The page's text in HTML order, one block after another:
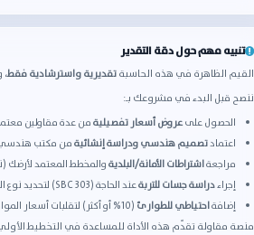
تنبيه مهم حول دقة التقدير
القيم الظاهرة في هذه الحاسبةتقديرية واسترشادية فقط
ننصح قبل البدء في مشروعك بـ:
الحصول علىعروض أسعار تفصيليةمن عدة مقاولين
اعتمادتصميم هندسي ودراسة إنشائيةمن مكتب هندسي
مراجعةاشتراطات الأمانة/البلديةوالمخطط المعتمد لأرضك
إجراءدراسة جسات للتربةعند الحاجة (SBC 303) لتحديد نوع الأساسات الفعلي.
إضافةاحتياطي للطوارئ (10% أو أكثر) لتقلبات أسعار المواد والمتغيرات أثناء التنفيذ.
منصة مقاولة تقدّم هذه الأداة للمساعدة في التخطيط